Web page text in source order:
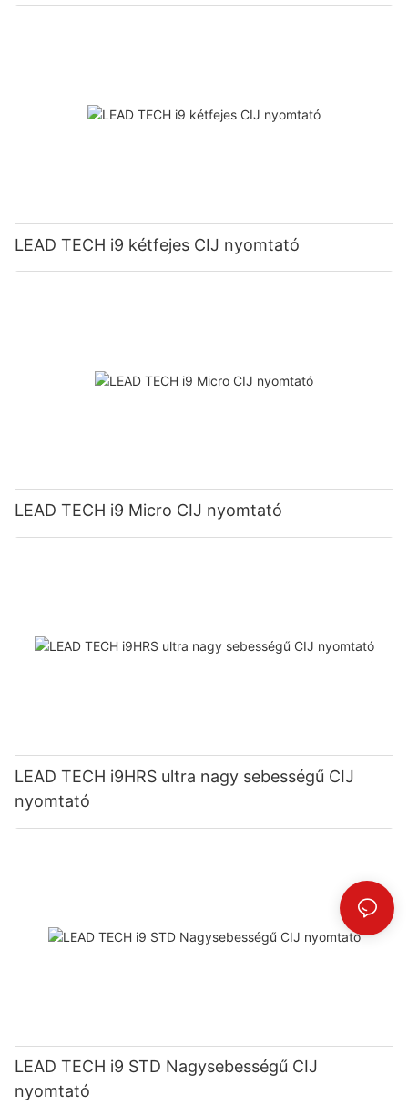
LEAD TECH i9 kétfejes CIJ nyomtató
LEAD TECH i9 Micro CIJ nyomtató
LEAD TECH i9HRS ultra nagy sebességű CIJ
nyomtató
LEAD TECH i9 STD Nagysebességű CIJ
nyomtató